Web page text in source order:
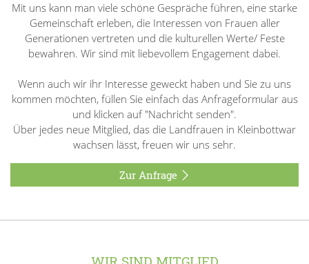
Mit uns kann man viele schöne Gespräche führen, eine starke
Gemeinschaft erleben, die Interessen von Frauen aller
Generationen vertreten und die kulturellen Werte/ Feste
bewahren. Wir sind mit liebevollem Engagement dabei.
Wenn auch wir ihr Interesse geweckt haben und Sie zu uns
kommen möchten, füllen Sie einfach das Anfrageformular aus
und klicken auf "Nachricht senden".
Über jedes neue Mitglied, das die Landfrauen in Kleinbottwar
wachsen lässt, freuen wir uns sehr.
Zur Anfrage